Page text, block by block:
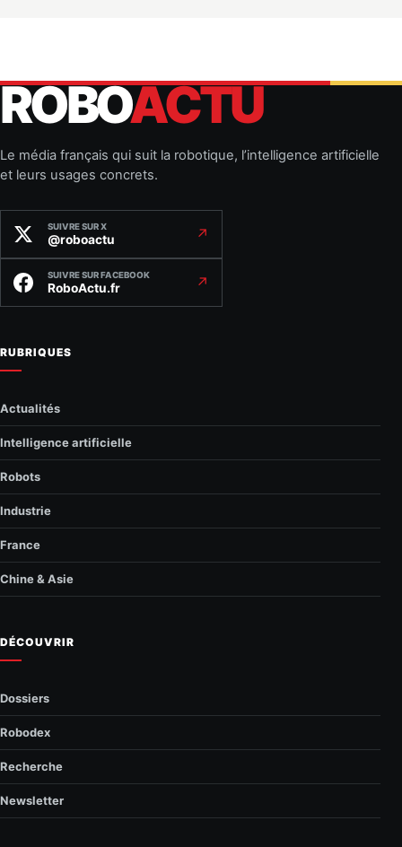
ROBOACTU
Le média français qui suit la robotique, l’intelligence artificielle
et leurs usages concrets.
SUIVRE SUR X
@roboactu ↗
SUIVRE SUR FACEBOOK
RoboActu.fr ↗
RUBRIQUES
Actualités
Intelligence artificielle
Robots
Industrie
France
Chine & Asie
DÉCOUVRIR
Dossiers
Robodex
Recherche
Newsletter